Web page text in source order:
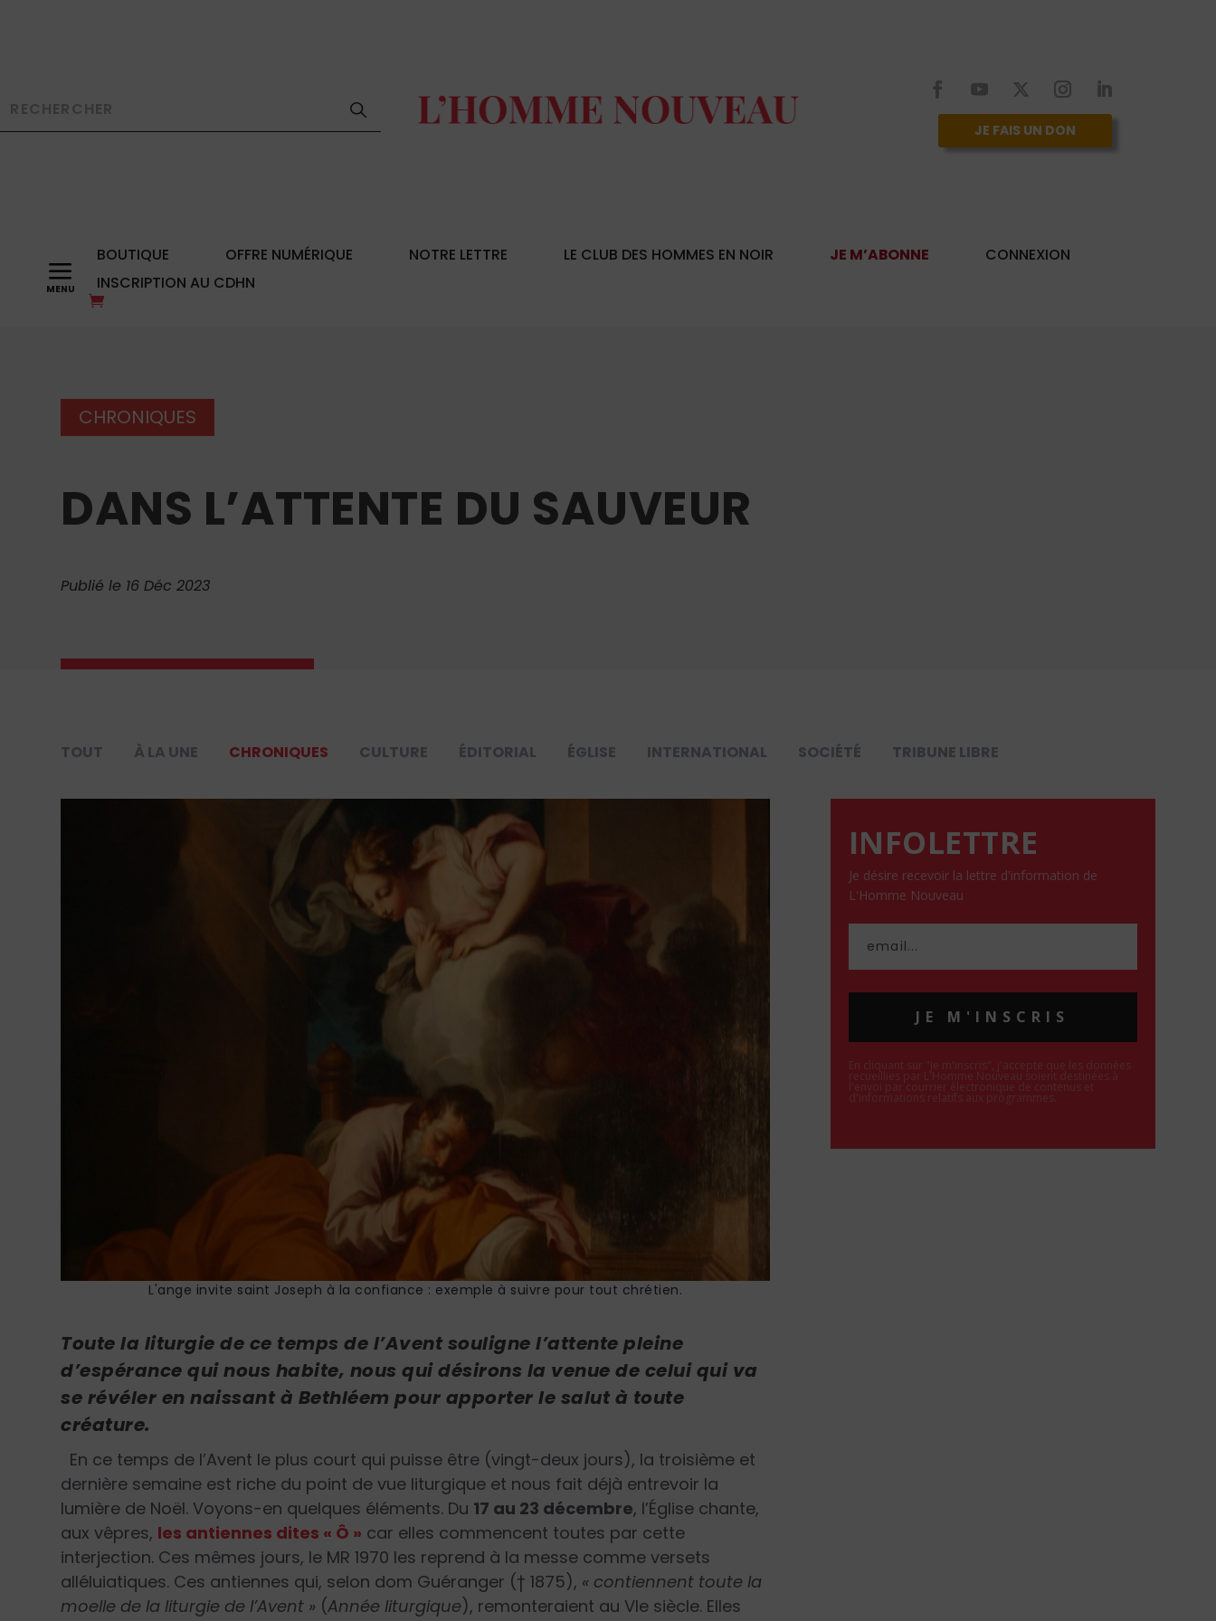
JE FAIS UN DON
a BOUTIQUE OFFRE NUMÉRIQUE NOTRE LETTRE LE CLUB DES HOMMES EN NOIR JE M’ABONNE
CONNEXION
INSCRIPTION AU CDHN
CHRONIQUES
DANS L’ATTENTE DU SAUVEUR
Publié le 16 Déc 2023
TOUT À LA UNE CHRONIQUES CULTURE ÉDITORIAL ÉGLISE INTERNATIONAL SOCIÉTÉ TRIBUNE LIBRE
L'ange invite saint Joseph à la confiance : exemple à suivre pour tout chrétien.
Toute la liturgie de ce temps de l’Avent souligne l’attente pleine
d’espérance qui nous habite, nous qui désirons la venue de celui qui va
se révéler en naissant à Bethléem pour apporter le salut à toute
créature.
En ce temps de l’Avent le plus court qui puisse être (vingt-deux jours), la troisième et
dernière semaine est riche du point de vue liturgique et nous fait déjà entrevoir la
lumière de Noël. Voyons-en quelques éléments. Du 17 au 23 décembre, l’Église chante,
aux vêpres, les antiennes dites « Ô » car elles commencent toutes par cette
interjection. Ces mêmes jours, le MR 1970 les reprend à la messe comme versets
alléluiatiques. Ces antiennes qui, selon dom Guéranger († 1875), « contiennent toute la
moelle de la liturgie de l’Avent » (Année liturgique), remonteraient au VIe siècle. Elles
INFOLETTRE
Je désire recevoir la lettre d'information de
L'Homme Nouveau
JE M'INSCRIS
En cliquant sur "Je m'inscris", j'accepte que les données
recueillies par L'Homme Nouveau soient destinées à
l'envoi par courrier électronique de contenus et
d'informations relatifs aux programmes.